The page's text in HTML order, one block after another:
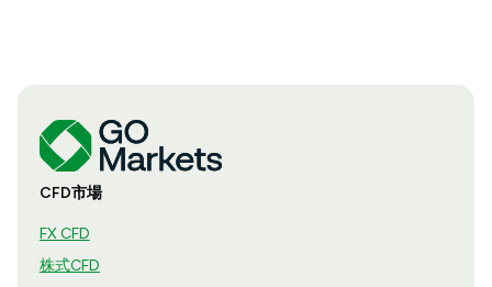
CFD市場
FX CFD
株式CFD